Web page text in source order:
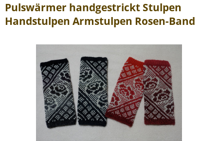
Pulswärmer handgestrickt Stulpen
Handstulpen Armstulpen Rosen-Band